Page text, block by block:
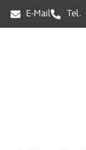
E-Mail Tel.